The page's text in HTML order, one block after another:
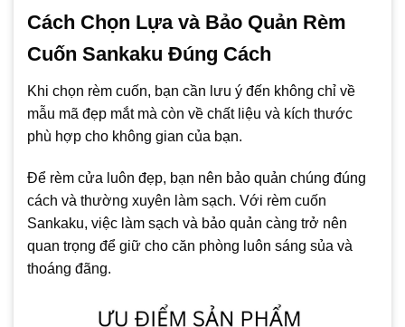
Cách Chọn Lựa và Bảo Quản Rèm
Cuốn Sankaku Đúng Cách
Khi chọn rèm cuốn, bạn cần lưu ý đến không chỉ về
mẫu mã đẹp mắt mà còn về chất liệu và kích thước
phù hợp cho không gian của bạn.
Để rèm cửa luôn đẹp, bạn nên bảo quản chúng đúng
cách và thường xuyên làm sạch. Với rèm cuốn
Sankaku, việc làm sạch và bảo quản càng trở nên
quan trọng để giữ cho căn phòng luôn sáng sủa và
thoáng đãng.